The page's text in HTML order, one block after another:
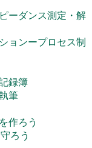
ーダンス測定・解
ョンープロセス制
録簿
筆
作ろう
ろう